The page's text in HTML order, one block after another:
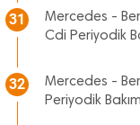
31
Mercedes -
Cdi Periyodik
32
Mercedes -
Periyodik Bakım